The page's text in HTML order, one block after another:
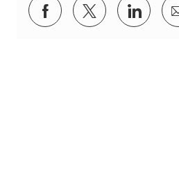
Sdílet přesSdílet přes
Sdílet